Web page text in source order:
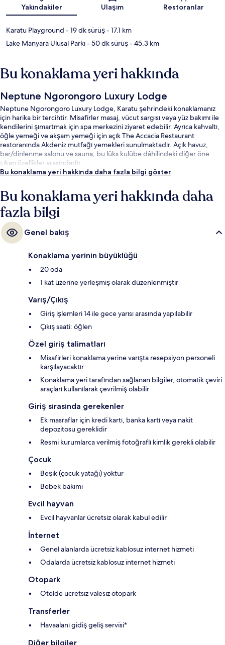
Yakındakiler Ulaşım Restoranlar
Karatu Playground - 19 dk sürüş- 17.1 km
Lake Manyara Ulusal Parkı- 50 dk sürüş- 45.3 km
Bu konaklama yeri hakkında
Neptune Ngorongoro Luxury Lodge
Neptune Ngorongoro Luxury Lodge, Karatu şehrindeki konaklamanız
için harika bir tercihtir. Misafirler masaj, vücut sargısı veya yüz bakımı ile
kendilerini şımartmak için spa merkezini ziyaret edebilir. Ayrıca kahvaltı,
öğle yemeği ve akşam yemeği için açık The Accacia Restaurant
restoranında Akdeniz mutfağı yemekleri sunulmaktadır. Açık havuz,
bar/dinlenme salonu ve sauna; bu lüks kulübe dâhilindeki diğer öne
çıkan özellikler arasındadır.
Bu konaklama yeri hakkında daha fazla bilgi göster
Bu konaklama yeri hakkında daha
fazla bilgi
Genel bakış
Konaklama yerinin büyüklüğü
20 oda
1 kat üzerine yerleşmiş olarak düzenlenmiştir
Varış/Çıkış
Giriş işlemleri 14 ile gece yarısı arasında yapılabilir
Çıkış saati: öğlen
Özel giriş talimatları
Misafirleri konaklama yerine varışta resepsiyon personeli
karşılayacaktır
Konaklama yeri tarafından sağlanan bilgiler, otomatik çeviri
araçları kullanılarak çevrilmiş olabilir
Giriş sırasında gerekenler
Ek masraflar için kredi kartı, banka kartı veya nakit
depozitosu gereklidir
Resmi kurumlarca verilmiş fotoğraflı kimlik gerekli olabilir
Çocuk
Beşik (çocuk yatağı) yoktur
Bebek bakımı
Evcil hayvan
Evcil hayvanlar ücretsiz olarak kabul edilir
İnternet
Genel alanlarda ücretsiz kablosuz internet hizmeti
Odalarda ücretsiz kablosuz internet hizmeti
Otopark
Otelde ücretsiz valesiz otopark
Transferler
Havaalanı gidiş geliş servisi*
Diğer bilgiler